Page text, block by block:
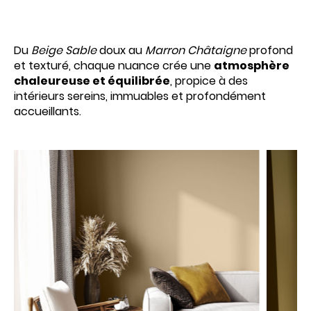
Du Beige Sabledoux au Marron Châtaigneprofond
et texturé, chaque nuance crée une atmosphère
chaleureuse et équilibrée, propice à des
intérieurs sereins, immuables et profondément
accueillants.